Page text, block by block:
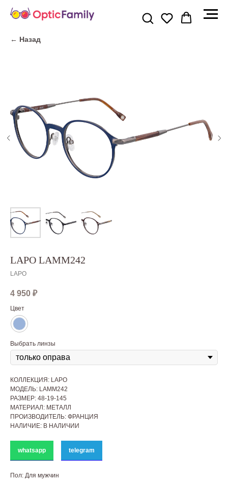
← Назад
LAPO LAMM242
LAPO
4 950 ₽
Цвет
Выбрать линзы
КОЛЛЕКЦИЯ: LAPO
МОДЕЛЬ: LAMM242
РАЗМЕР: 48-19-145
МАТЕРИАЛ: МЕТАЛЛ
ПРОИЗВОДИТЕЛЬ: ФРАНЦИЯ
НАЛИЧИЕ: В НАЛИЧИИ
whatsapp telegram
Пол: Для мужчин